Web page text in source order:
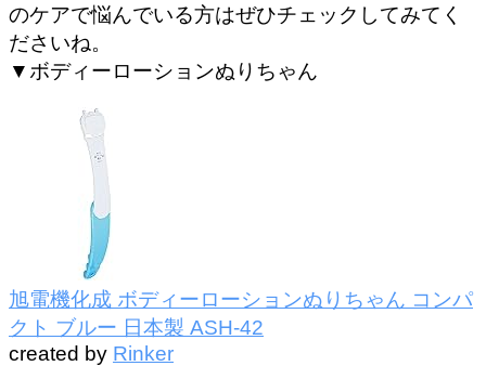
のケアで悩んでいる方はぜひチェックしてみてく
ださいね。
▼ボディーローションぬりちゃん
旭電機化成 ボディーローションぬりちゃん コンパ
クト ブルー 日本製 ASH-42
created by Rinker